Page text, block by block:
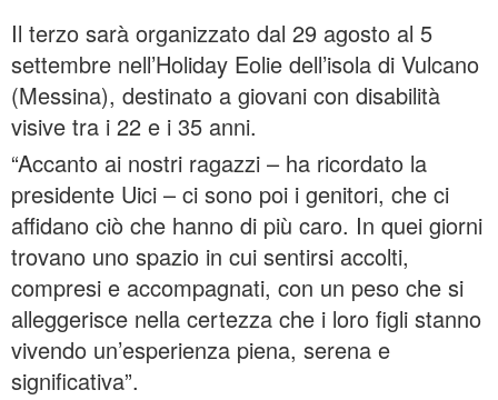
Il terzo sarà organizzato dal 29 agosto al 5
settembre nell’Holiday Eolie dell’isola di Vulcano
(Messina), destinato a giovani con disabilità
visive tra i 22 e i 35 anni.
“Accanto ai nostri ragazzi – ha ricordato la
presidente Uici – ci sono poi i genitori, che ci
affidano ciò che hanno di più caro. In quei giorni
trovano uno spazio in cui sentirsi accolti,
compresi e accompagnati, con un peso che si
alleggerisce nella certezza che i loro figli stanno
vivendo un’esperienza piena, serena e
significativa”.